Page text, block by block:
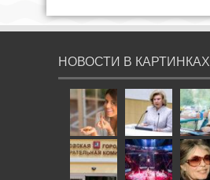
НОВОСТИ В КАРТИНКАХ